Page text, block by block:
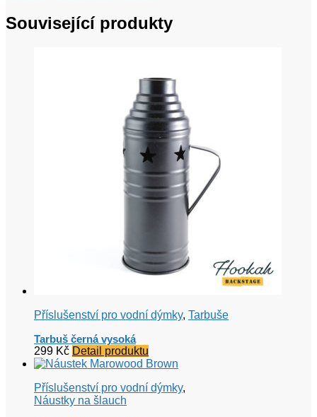
Související produkty
Příslušenství pro vodní dýmky, Tarbuše
Tarbuš černá vysoká
299 Kč Detail produktu
Příslušenství pro vodní dýmky,
Náustky na šlauch